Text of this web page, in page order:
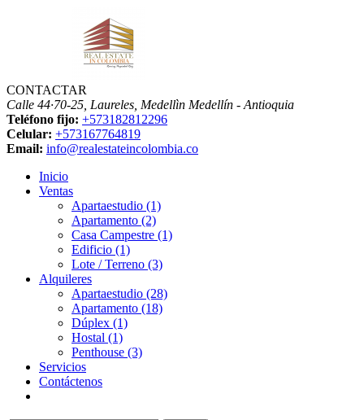
CONTACTAR
Calle 44·70-25, Laureles, Medellìn Medellín - Antioquia
Teléfono fijo: +573182812296
Celular: +573167764819
Email: info@realestateincolombia.co
Inicio
Ventas
Apartaestudio (1)
Apartamento (2)
Casa Campestre (1)
Edificio (1)
Lote / Terreno (3)
Alquileres
Apartaestudio (28)
Apartamento (18)
Dúplex (1)
Hostal (1)
Penthouse (3)
Servicios
Contáctenos